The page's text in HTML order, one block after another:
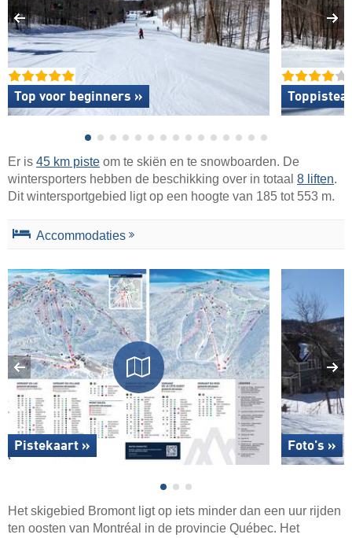
Top voor beginners »
Er is 45 km piste om te skiën en te snowboarden. De
wintersporters hebben de beschikking over in totaal 8 liften.
Dit wintersportgebied ligt op een hoogte van 185 tot 553 m.
Accommodaties
Pistekaart » Foto's »
Het skigebied Bromont ligt op iets minder dan een uur rijden
ten oosten van Montréal in de provincie Québec. Het